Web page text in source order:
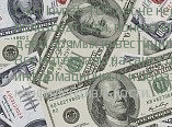
Сайт Invest-TOP.net не
пользователей,
даем прямых
Все материалы на сайте
информационных и
конфиденциальности.